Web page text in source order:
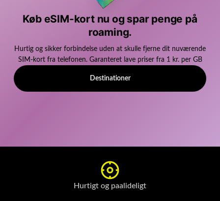
Køb eSIM-kort nu og spar penge på
roaming.
Hurtig og sikker forbindelse uden at skulle fjerne dit nuværende
SIM-kort fra telefonen. Garanteret lave priser fra 1 kr. per GB
Destinationer
Hurtigt og paalideligt